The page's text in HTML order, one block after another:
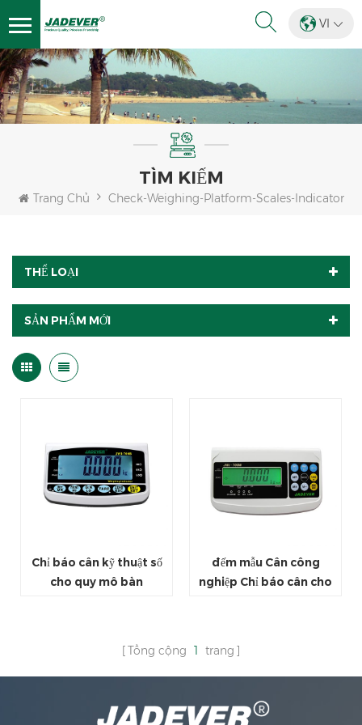
VI
TÌM KIẾM
Trang Chủ Check-Weighing-Platform-Scales-Indicator
THỂ LOẠI
SẢN PHẨM MỚI
Chỉ báo cân kỹ thuật số
cho quy mô bàn
đếm mẫu Cân công
nghiệp Chỉ báo cân cho
Tổng cộng 1 trang